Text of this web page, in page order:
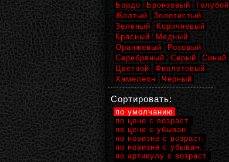
Бордо
Бронзовый
Голубой
Желтый
Золотистый
Зеленый
Коричневый
Красный
Медный
Оранжевый
Розовый
Серебряный
Серый
Синий
Цветной
Фиолетовый
Хамелеон
Черный
Сортировать:
по умолчанию
по цене с возраст.
по цене с убыван.
по новизне с возраст.
по новизне с убыван.
по артикулу с возраст.